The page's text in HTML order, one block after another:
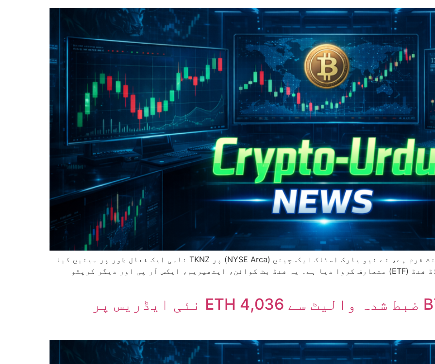
ٹی۔ رو پرائس، جو ایک معروف اثاثہ مینجمنٹ فرم ہے، نے نیو یارک اسٹاک ایکسچینج (NYSE Arca) پر TKNZ نامی ایک فعال طور پر مینیج کیا
جانے والا ملٹی ٹوکن اسپاٹ ایکسچینج ٹریڈڈ فنڈ (ETF) متعارف کروا دیا ہے۔ یہ فنڈ بٹ کوائن، ایتھیریم، ایکس آر پی اور دیگر کرپٹو
امریکی حکومت نے BTC-e ضبط شدہ والیٹ سے 4,036 ETH نئی ایڈریس پر